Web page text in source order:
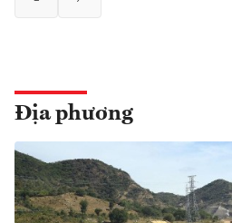
Địa phương